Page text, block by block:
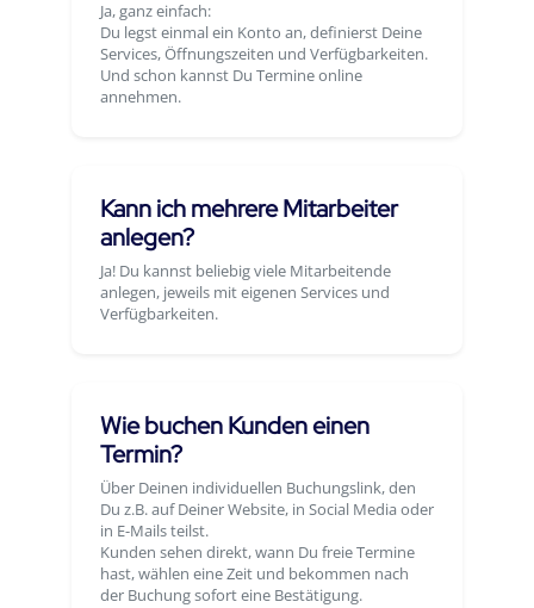
Ja, ganz einfach:
Du legst einmal ein Konto an, definierst Deine
Services, Öffnungszeiten und Verfügbarkeiten.
Und schon kannst Du Termine online
annehmen.
Kann ich mehrere Mitarbeiter
anlegen?
Ja! Du kannst beliebig viele Mitarbeitende
anlegen, jeweils mit eigenen Services und
Verfügbarkeiten.
Wie buchen Kunden einen
Termin?
Über Deinen individuellen Buchungslink, den
Du z.B. auf Deiner Website, in Social Media oder
in E-Mails teilst.
Kunden sehen direkt, wann Du freie Termine
hast, wählen eine Zeit und bekommen nach
der Buchung sofort eine Bestätigung.